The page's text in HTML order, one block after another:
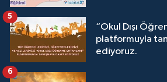
“Okul Dışı
platformuyla
ediyoruz.
5
6